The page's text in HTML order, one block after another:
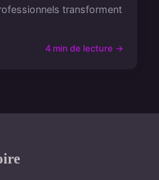
transforment
4 min de lecture →